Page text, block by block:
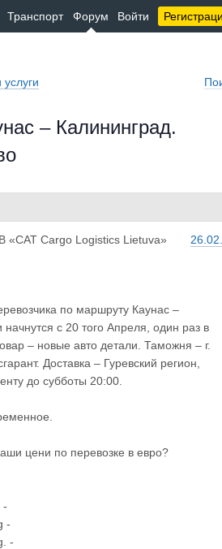
Транспорт Форум Войти
– Калининград.
«CAT Cargo Logistics Lietuva»
по маршруту Каунас –
с 20 того Апреля, один раз в
– новые авто детали. Таможня – г.
Доставка – Гуревский регион,
до субботы 20:00.
цени по перевозке в евро?
-
-
-